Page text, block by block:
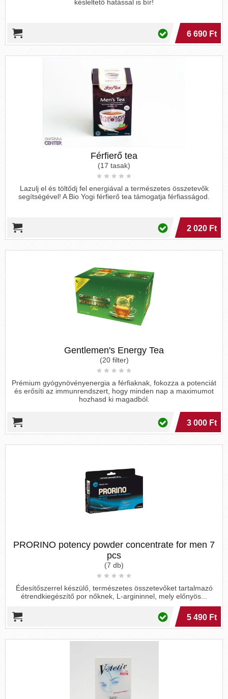
késleltető hatással is bír!
6 690 Ft
Férfierő tea
(17 tasak)
Lazulj el és töltődj fel energiával a természetes összetevők
segítségével! A Bio Yogi férfierő tea támogatja férfiasságod.
2 020 Ft
Gentlemen's Energy Tea
(20 filter)
Prémium gyógynövényenergia a férfiaknak, fokozza a potenciát
és erősíti az immunrendszert, hogy minden nap a maximumot
hozhasd ki magadból.
3 000 Ft
PRORINO potency powder concentrate for men 7
pcs
(7 db)
Édesítőszerrel készülő, természetes összetevőket tartalmazó
étrendkiegészítő por nőknek, L-argininnel, mely előnyös...
5 490 Ft